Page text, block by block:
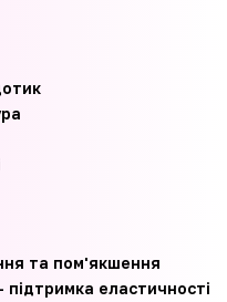
та пом'якшення
еластичності